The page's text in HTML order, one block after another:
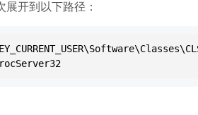
开到以下路径：